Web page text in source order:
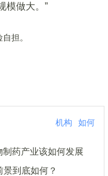
模做大。”
担。
机构 如何
药产业该如何发展
到底如何？